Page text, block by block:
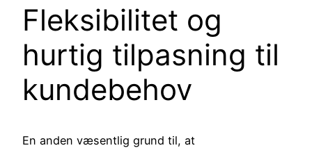
Fleksibilitet og
hurtig tilpasning til
kundebehov
En anden væsentlig grund til, at